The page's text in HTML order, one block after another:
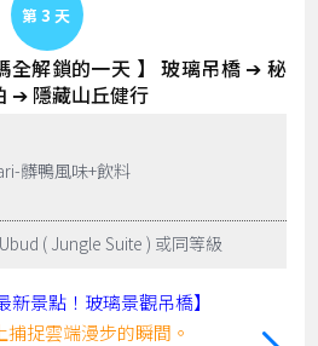
Day 3
全解鎖的一天 】 玻璃吊橋 ➔ 秘
➔ 隱藏山丘健行
髒鴨風味+飲料
( Jungle Suite ) 或同等級
景點！玻璃景觀吊橋】
捉雲端漫步的瞬間。